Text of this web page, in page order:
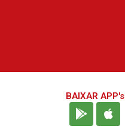
BAIXAR APP's